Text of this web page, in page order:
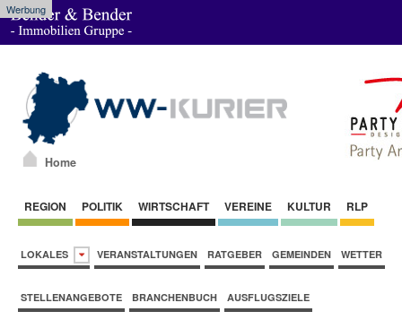
Werbung
Home
REGION POLITIK WIRTSCHAFT VEREINE KULTUR RLP
LOKALES VERANSTALTUNGEN RATGEBER GEMEINDEN WETTER
STELLENANGEBOTE BRANCHENBUCH AUSFLUGSZIELE